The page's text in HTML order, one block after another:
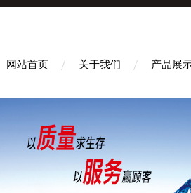
网站首页 关于我们 产品展